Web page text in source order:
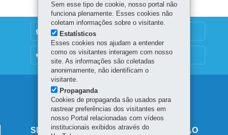
DENUNCIE CORRUPÇÃO
OUVIDORIA
Navegação
principal
SECRETARIA DE ESTADO DA EDUCAÇÃO
Sem esse tipo de cookie, nosso portal não
funciona plenamente. Esses cookies não
coletam informações sobre o visitante.
Estatísticos
Esses cookies nos ajudam a entender
como os visitantes interagem com nosso
site. As informações são coletadas
anonimamente, não identificam o
visitante.
Propaganda
Cookies de propaganda são usados para
rastrear preferências dos visitantes em
nosso Portal relacionadas com vídeos
institucionais exibidos através do